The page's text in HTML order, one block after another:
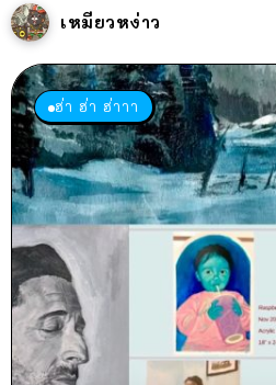
เหมียวหง่าว
ฮ่า ฮ่า ฮ่าาา